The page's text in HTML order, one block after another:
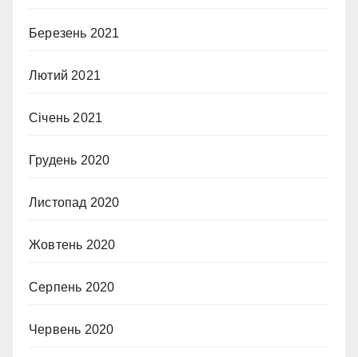
Березень 2021
Лютий 2021
Січень 2021
Грудень 2020
Листопад 2020
Жовтень 2020
Серпень 2020
Червень 2020